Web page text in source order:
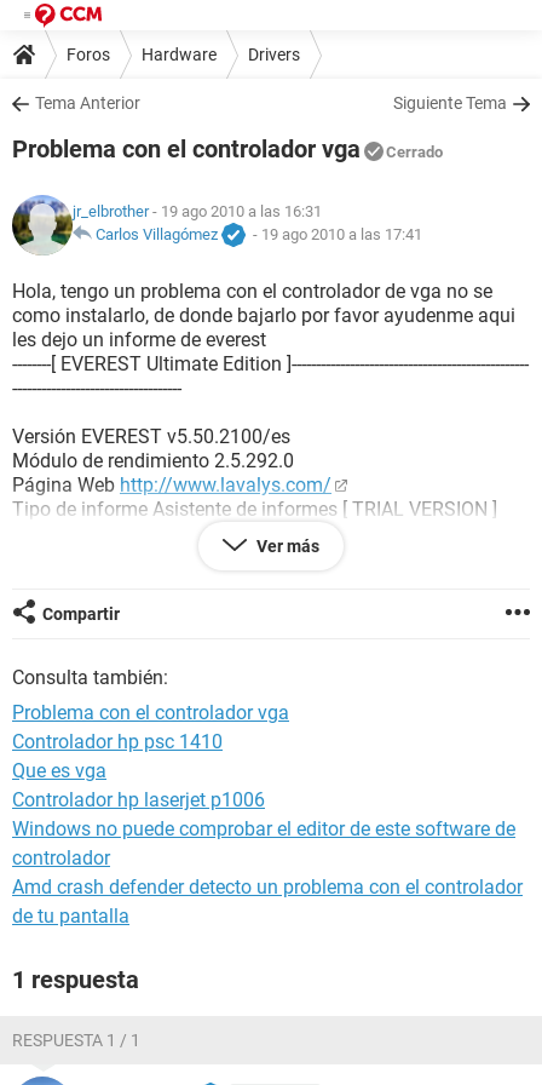
Foros Hardware Drivers
Tema Anterior Siguiente Tema
Problema con el controlador vga Cerrado
jr_elbrother- 19 ago 2010 a las 16:31
Carlos Villagómez
- 19 ago 2010 a las 17:41
Hola, tengo un problema con el controlador de vga no se
como instalarlo, de donde bajarlo por favor ayudenme aqui
les dejo un informe de everest
--------[ EVEREST Ultimate Edition ]-------------------------------------------------
-----------------------------------
Versión EVEREST v5.50.2100/es
Módulo de rendimiento 2.5.292.0
Página Web http://www.lavalys.com/
Tipo de informe Asistente de informes [ TRIAL VERSION ]
Computadora PASTOR-DDBFB0DE
5.1.2600 (WinXP RTM)
Fecha 2004-01-01
--------[ Resumen ]------------------------------------------------------------------------------
-----------------------
Computadora:
Tipo de computadora Monoprocesador ACPI de PC
Sistema operativo Microsoft Windows XP Professional
Service Pack del sistema operativo [ TRIAL VERSION ]
Internet Explorer 6.0.2900.2180 (IE 6.0 SP2)
DirectX 4.09.00.0904 (DirectX 9.0c)
Nombre de usuario pastor
Dominio de inicio de sesión [ TRIAL VERSION ]
Ver más
Compartir
Consulta también:
Problema con el controlador vga
Controlador hp psc 1410
Que es vga
Controlador hp laserjet p1006
Windows no puede comprobar el editor de este software de
controlador
Amd crash defender detecto un problema con el controlador
de tu pantalla
1 respuesta
RESPUESTA 1 / 1